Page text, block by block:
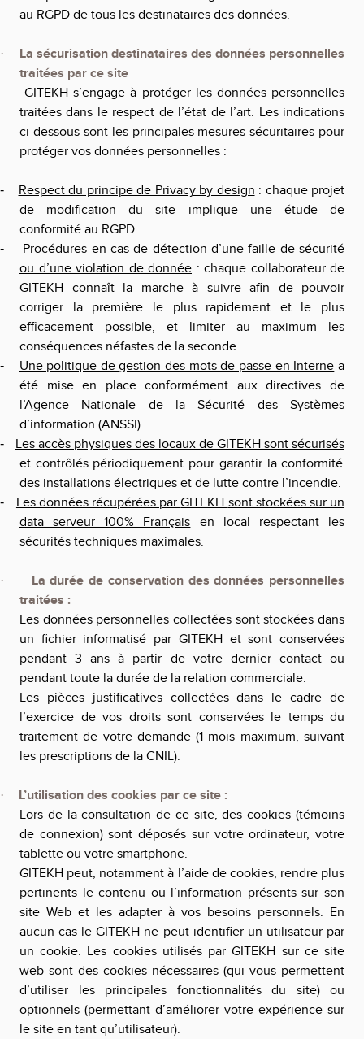
au RGPD de tous les destinataires des données.
·
La sécurisation destinataires des données personnelles
traitées par ce site
GITEKH s’engage à protéger les données personnelles
traitées dans le respect de l’état de l’art. Les indications
ci-dessous sont les principales mesures sécuritaires pour
protéger vos données personnelles :
- Respect du principe de Privacy by design : chaque projet
de modification du site implique une étude de
conformité au RGPD.
-
Procédures en cas de détection d’une faille de sécurité
ou d’une violation de donnée : chaque collaborateur de
GITEKH connaît la marche à suivre afin de pouvoir
corriger la première le plus rapidement et le plus
efficacement possible, et limiter au maximum les
conséquences néfastes de la seconde.
- Une politique de gestion des mots de passe en Interne a
été mise en place conformément aux directives de
l’Agence Nationale de la Sécurité des Systèmes
d’information (ANSSI).
- Les accès physiques des locaux de GITEKH sont sécurisés
et contrôlés périodiquement pour garantir la conformité
des installations électriques et de lutte contre l’incendie.
- Les données récupérées parGITEKH sont stockées sur un
data serveur 100% Français en local respectant les
sécurités techniques maximales.
·
La durée de conservation des données personnelles
traitées :
Les données personnelles collectées sont stockées dans
un fichier informatisé par GITEKH et sont conservées
pendant 3 ans à partir de votre dernier contact ou
pendant toute la durée de la relation commerciale.
Les pièces justificatives collectées dans le cadre de
l’exercice de vos droits sont conservées le temps du
traitement de votre demande (1 mois maximum, suivant
les prescriptions de la CNIL).
·
L’utilisation des cookies par ce site :
Lors de la consultation de ce site, des cookies (témoins
de connexion) sont déposés sur votre ordinateur, votre
tablette ou votre smartphone.
GITEKH peut, notamment à l’aide de cookies, rendre plus
pertinents le contenu ou l’information présents sur son
site Web et les adapter à vos besoins personnels. En
aucun cas leGITEKH ne peut identifier un utilisateur par
un cookie. Les cookies utilisés parGITEKH sur ce site
web sont des cookies nécessaires (qui vous permettent
d’utiliser les principales fonctionnalités du site) ou
optionnels (permettant d’améliorer votre expérience sur
le site en tant qu’utilisateur).